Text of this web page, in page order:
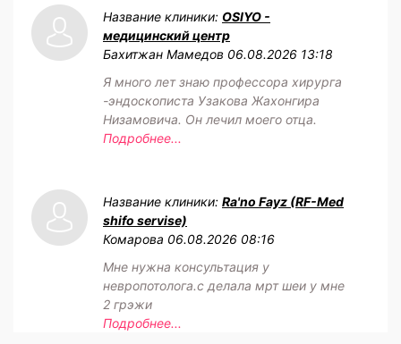
Название клиники: OSIYO -
медицинский центр
Бахитжан Мамедов 06.08.2026 13:18
Я много лет знаю профессора хирурга
-эндоскописта Узакова Жахонгира
Низамовича. Он лечил моего отца.
Подробнее...
Название клиники: Ra'no Fayz (RF-Med
shifo servise)
Комарова 06.08.2026 08:16
Мне нужна консультация у
невропотолога.с делала мрт шеи у мне
2 грэжи
Подробнее...